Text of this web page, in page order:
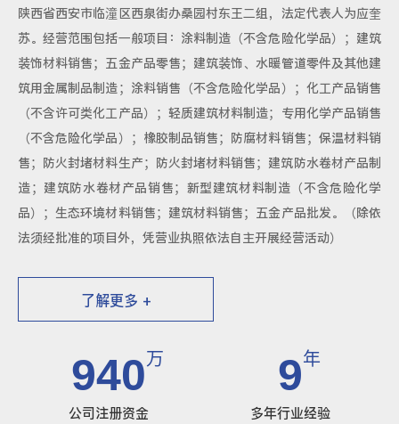
陕西省西安市临潼区西泉街办桑园村东王二组，法定代表人为应奎
苏。经营范围包括一般项目：涂料制造（不含危险化学品）；建筑
装饰材料销售；五金产品零售；建筑装饰、水暖管道零件及其他建
筑用金属制品制造；涂料销售（不含危险化学品）；化工产品销售
（不含许可类化工产品）；轻质建筑材料制造；专用化学产品销售
（不含危险化学品）；橡胶制品销售；防腐材料销售；保温材料销
售；防火封堵材料生产；防火封堵材料销售；建筑防水卷材产品制
造；建筑防水卷材产品销售；新型建筑材料制造（不含危险化学
品）；生态环境材料销售；建筑材料销售；五金产品批发。（除依
法须经批准的项目外，凭营业执照依法自主开展经营活动）
了解更多 +
1000万
公司注册资金
10年
多年行业经验